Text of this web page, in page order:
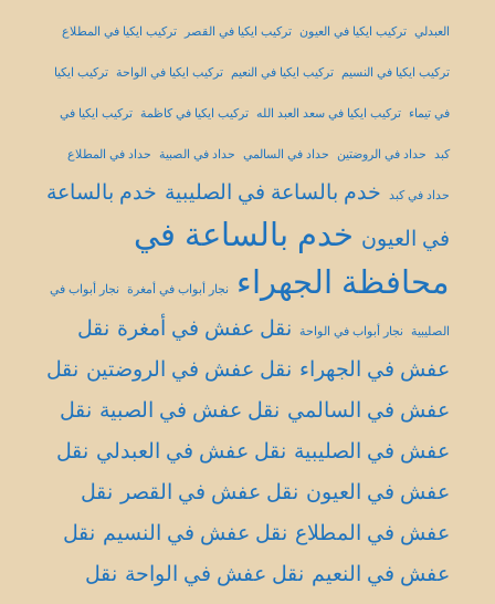
العبدلي تركيب ايكيا في العيون تركيب ايكيا في القصر تركيب ايكيا في المطلاع
تركيب ايكيا في النسيم تركيب ايكيا في النعيم تركيب ايكيا في الواحة تركيب ايكيا
في تيماء تركيب ايكيا في سعد العبد الله تركيب ايكيا في كاظمة تركيب ايكيا في
كبد حداد في الروضتين حداد في السالمي حداد في الصبية حداد في المطلاع
حداد في كبد خدم بالساعة في الصليبية خدم بالساعة
في العيون خدم بالساعة في
محافظة الجهراء
نجار أبواب في أمغرة نجار أبواب في
الصليبية نجار أبواب في الواحة نقل عفش في أمغرة نقل
عفش في الجهراء نقل عفش في الروضتين نقل
عفش في السالمي نقل عفش في الصبية نقل
عفش في الصليبية نقل عفش في العبدلي نقل
عفش في العيون نقل عفش في القصر
نقل
عفش في المطلاع نقل عفش في النسيم نقل
عفش في النعيم نقل عفش في الواحة نقل